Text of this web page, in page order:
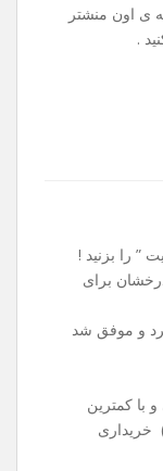
۲/۰۱ اولین نسخه ی اون منشتر
.
” را بزنید !
برای
و موفق شد
و با کمترین
شارژ ۱۰۰۰ تومان!) خریداری